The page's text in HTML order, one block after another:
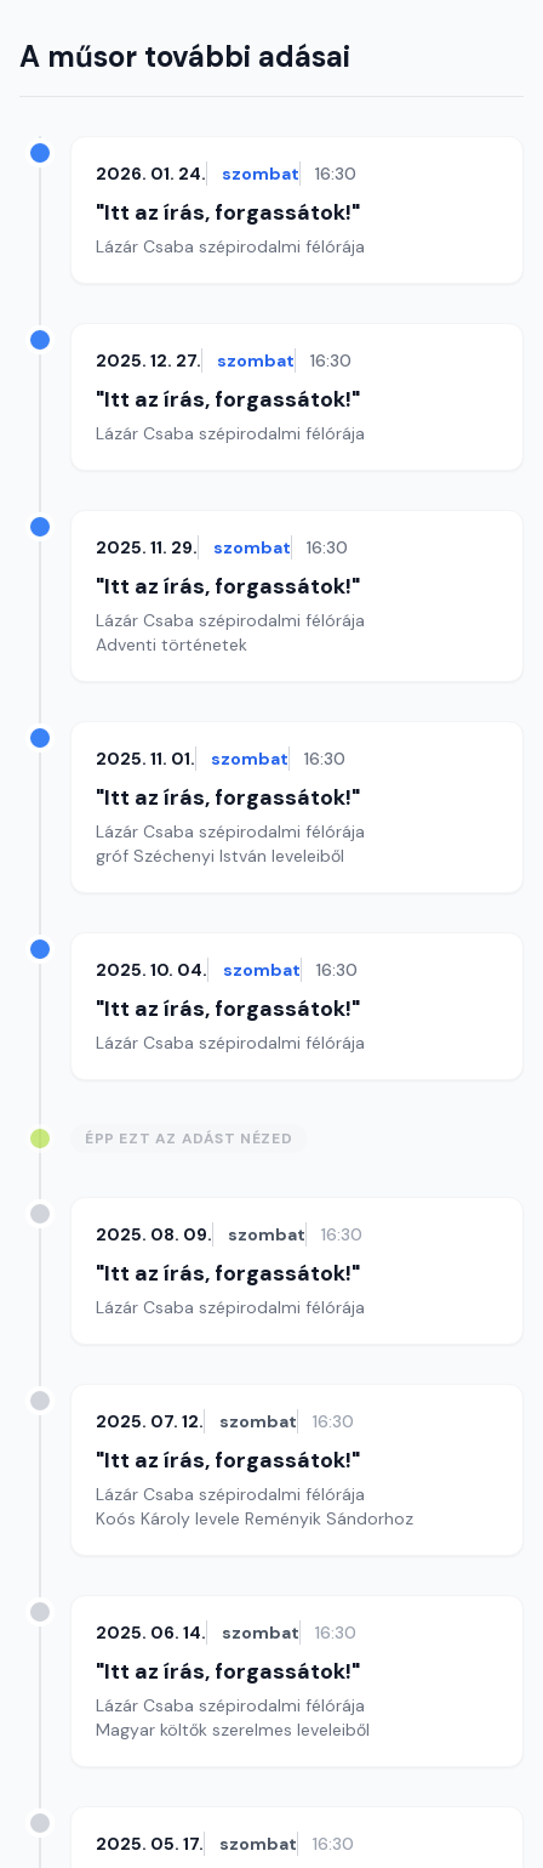
A műsor további adásai
2026. 01. 24. szombat 16:30
"Itt az írás, forgassátok!"
Lázár Csaba szépirodalmi félórája
2025. 12. 27. szombat 16:30
"Itt az írás, forgassátok!"
Lázár Csaba szépirodalmi félórája
2025. 11. 29. szombat 16:30
"Itt az írás, forgassátok!"
Lázár Csaba szépirodalmi félórája
Adventi történetek
2025. 11. 01. szombat 16:30
"Itt az írás, forgassátok!"
Lázár Csaba szépirodalmi félórája
gróf Széchenyi István leveleiből
2025. 10. 04. szombat 16:30
"Itt az írás, forgassátok!"
Lázár Csaba szépirodalmi félórája
ÉPP EZT AZ ADÁST NÉZED
2025. 08. 09. szombat 16:30
"Itt az írás, forgassátok!"
Lázár Csaba szépirodalmi félórája
2025. 07. 12. szombat 16:30
"Itt az írás, forgassátok!"
Lázár Csaba szépirodalmi félórája
Koós Károly levele Reményik Sándorhoz
2025. 06. 14. szombat 16:30
"Itt az írás, forgassátok!"
Lázár Csaba szépirodalmi félórája
Magyar költők szerelmes leveleiből
2025. 05. 17. szombat 16:30